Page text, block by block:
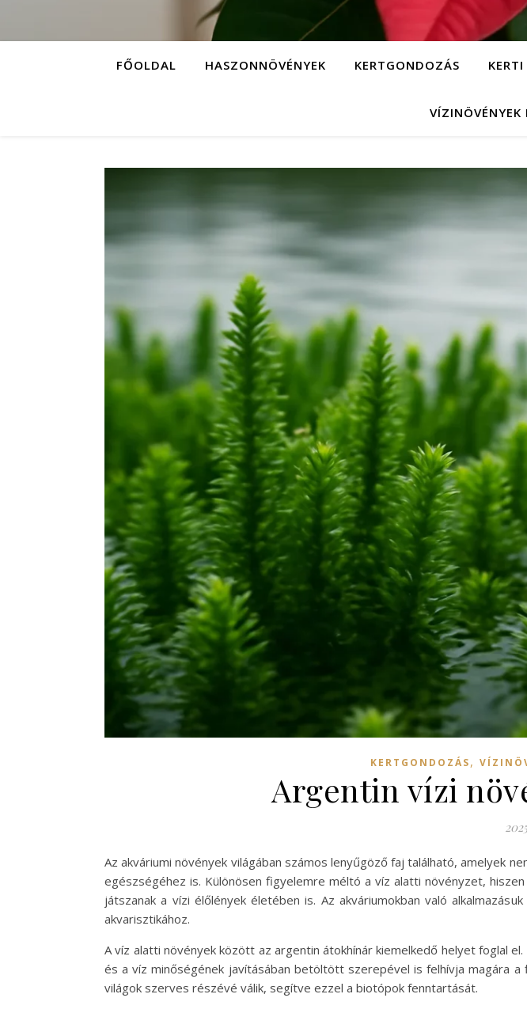
FŐOLDAL HASZONNÖVÉNYEK KERTGONDOZÁS
VÍZINÖVÉNYEK
KERTGONDOZÁS,
Argentin vízi
Az akváriumi növények világában számos lenyűgöző faj található, amelyek
egészségéhez is. Különösen figyelemre méltó a víz alatti növényzet,
játszanak a vízi élőlények életében is. Az akváriumokban való
akvarisztikához.
A víz alatti növények között az argentin átokhínár kiemelkedő helyet foglal
és a víz minőségének javításában betöltött szerepével is felhívja magára
világok szerves részévé válik, segítve ezzel a biotópok fenntartását.